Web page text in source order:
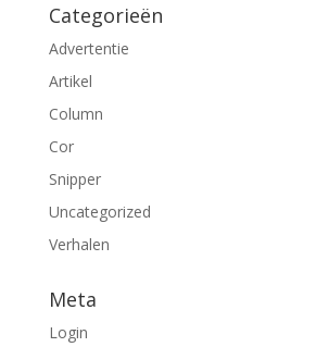
Categorieën
Advertentie
Artikel
Column
Cor
Snipper
Uncategorized
Verhalen
Meta
Login